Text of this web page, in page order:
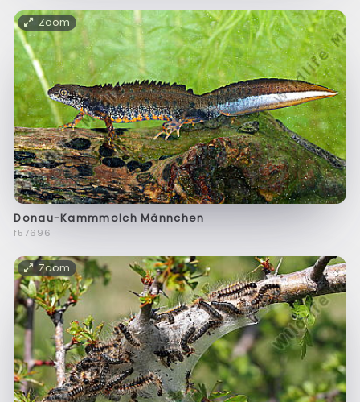
Zoom
Donau-Kammmolch Männchen
f57696
Zoom